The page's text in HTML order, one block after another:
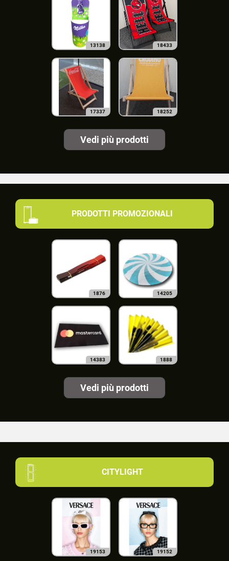
13138 18433
17337 18252
Vedi più prodotti
PRODOTTI PROMOZIONALI
1876 14205
14383 1888
Vedi più prodotti
CITYLIGHT
19153 19152